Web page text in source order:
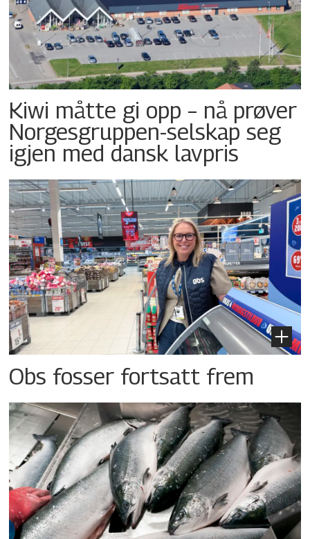
Kiwi måtte gi opp – nå prøver
Norgesgruppen-selskap seg
igjen med dansk lavpris
Obs fosser fortsatt frem